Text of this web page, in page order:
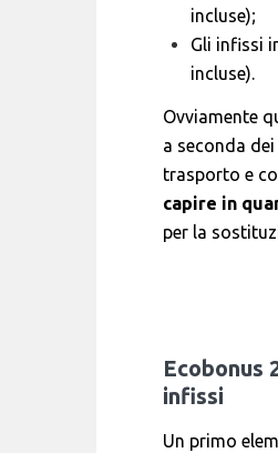
incluse);
Gli infissi
incluse).
Ovviamente
a seconda
trasporto e
capire in
per la
Ecobonus
infissi
Un primo